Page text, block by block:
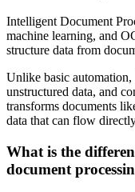
Intelligent Document
machine learning, and
structure data from
Unlike basic
unstructured data, and
transforms documents
data that can flow
What is the
document